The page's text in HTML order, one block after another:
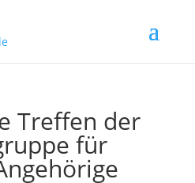
Treffen der
für